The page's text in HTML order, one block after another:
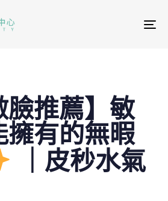
臉推薦】敏
擁有的無暇
｜皮秒水氣